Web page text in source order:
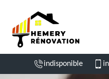
indisponible